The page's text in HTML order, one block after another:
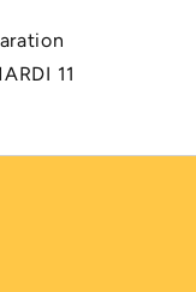
11